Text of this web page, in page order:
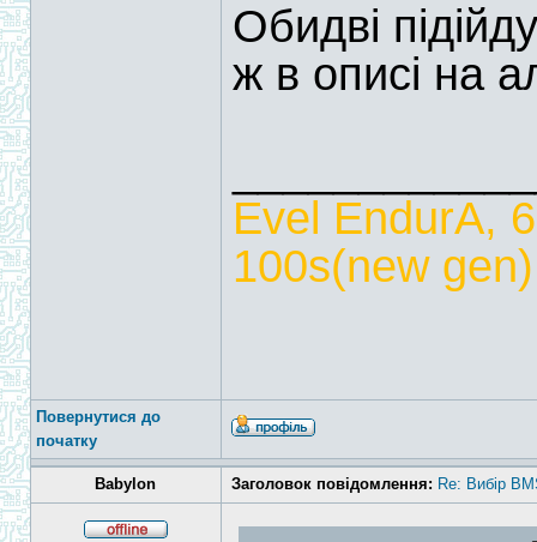
Обидві
ж в описі на
Evel EndurA,
100s(new
Повернутися до
початку
Babylon Заголовок повідомлення: Re: Вибір